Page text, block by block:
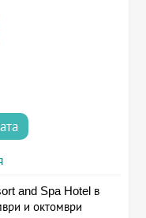
and Spa Hotel в
и октомври